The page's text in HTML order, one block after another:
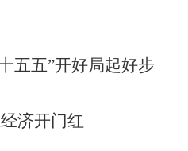
五”开好局起好步
开门红